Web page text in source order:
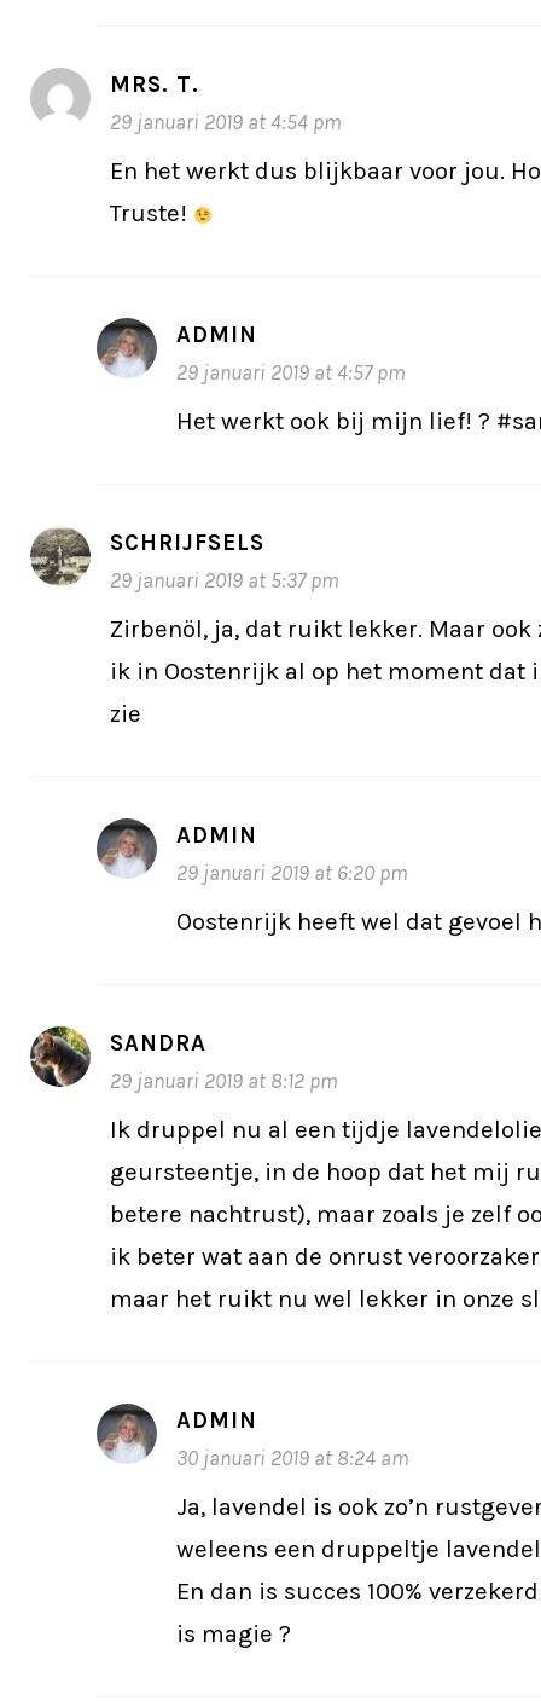
MRS. T.
29 januari 2019 at 4:54 pm
En het werkt dus blijkbaar voor jou.
Truste!
ADMIN
29 januari 2019 at 4:57 pm
Het werkt ook bij mijn lief! ?
SCHRIJFSELS
29 januari 2019 at 5:37 pm
Zirbenöl, ja, dat ruikt lekker. Maar ook
ik in Oostenrijk al op het moment dat
zie
ADMIN
29 januari 2019 at 6:20 pm
Oostenrijk heeft wel dat gevoel
SANDRA
29 januari 2019 at 8:12 pm
Ik druppel nu al een tijdje
geursteentje, in de hoop dat het mij
betere nachtrust), maar zoals je zelf
ik beter wat aan de onrust
maar het ruikt nu wel lekker in onze
ADMIN
30 januari 2019 at 8:24 am
Ja, lavendel is ook zo’n
weleens een druppeltje
En dan is succes 100%
is magie ?